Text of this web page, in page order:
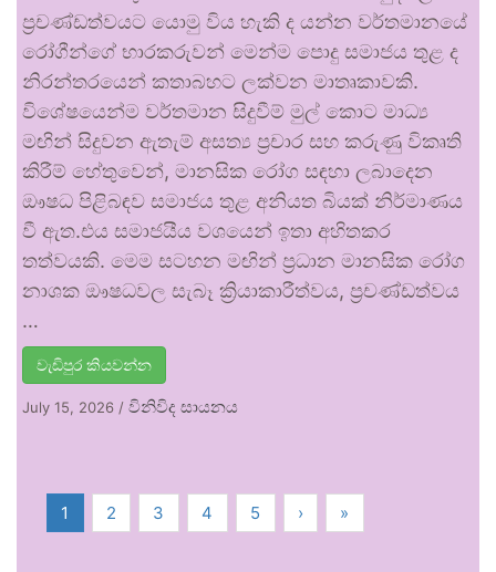
ප්‍රචණ්ඩත්වයට යොමු විය හැකි ද යන්න වර්තමානයේ
රෝගීන්ගේ භාරකරුවන් මෙන්ම පොදු සමාජය තුළ ද
නිරන්තරයෙන් කතාබහට ලක්වන මාතෘකාවකි.
විශේෂයෙන්ම වර්තමාන සිදුවීම් මුල් කොට මාධ්‍ය
මඟින් සිදුවන ඇතැම් අසත්‍ය ප්‍රචාර සහ කරුණු විකෘති
කිරීම් හේතුවෙන්, මානසික රෝග සඳහා ලබාදෙන
ඖෂධ පිළිබඳව සමාජය තුළ අනියත බියක් නිර්මාණය
වී ඇත.එය සමාජයීය වශයෙන් ඉතා අහිතකර
තත්වයකි. මෙම සටහන මඟින් ප්‍රධාන මානසික රෝග
නාශක ඖෂධවල සැබෑ ක්‍රියාකාරීත්වය, ප්‍රචණ්ඩත්වය
…
වැඩිපුර කියවන්න
July 15, 2026 / විනිවිද සායනය
1 2 3 4 5 › »